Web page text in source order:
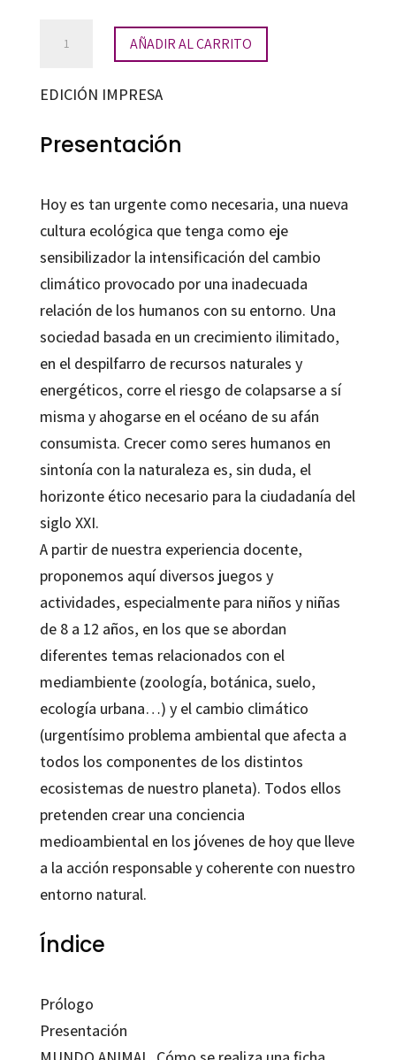
actividades
ambiental
AÑADIR AL CARRITO
EDICIÓN IMPRESA
Presentación
Hoy es tan urgente como necesaria, una nueva
cultura ecológica que tenga como eje
sensibilizador la intensificación del cambio
climático provocado por una inadecuada
relación de los humanos con su entorno. Una
sociedad basada en un crecimiento ilimitado,
en el despilfarro de recursos naturales y
energéticos, corre el riesgo de colapsarse a sí
misma y ahogarse en el océano de su afán
consumista. Crecer como seres humanos en
sintonía con la naturaleza es, sin duda, el
horizonte ético necesario para la ciudadanía del
siglo XXI.
A partir de nuestra experiencia docente,
proponemos aquí diversos juegos y
actividades, especialmente para niños y niñas
de 8 a 12 años, en los que se abordan
diferentes temas relacionados con el
mediambiente (zoología, botánica, suelo,
ecología urbana…) y el cambio climático
(urgentísimo problema ambiental que afecta a
todos los componentes de los distintos
ecosistemas de nuestro planeta). Todos ellos
pretenden crear una conciencia
medioambiental en los jóvenes de hoy que lleve
a la acción responsable y coherente con nuestro
entorno natural.
Índice
Prólogo
Presentación